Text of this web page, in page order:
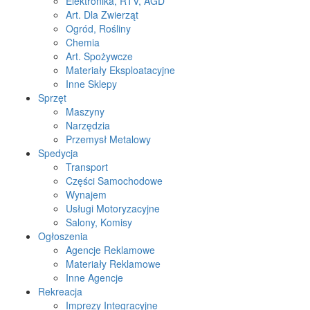
Art. Dla Zwierząt
Ogród, Rośliny
Chemia
Art. Spożywcze
Materiały Eksploatacyjne
Inne Sklepy
Sprzęt
Maszyny
Narzędzia
Przemysł Metalowy
Spedycja
Transport
Części Samochodowe
Wynajem
Usługi Motoryzacyjne
Salony, Komisy
Ogłoszenia
Agencje Reklamowe
Materiały Reklamowe
Inne Agencje
Rekreacja
Imprezy Integracyjne